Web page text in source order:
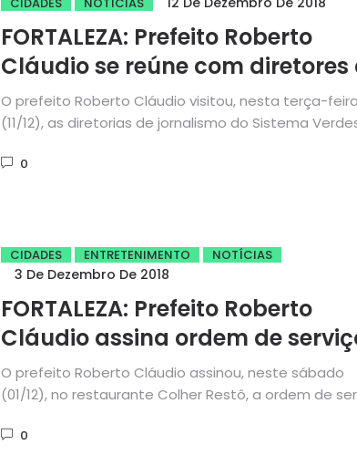
FORTALEZA: Prefeito Roberto
Cláudio se reúne com diretores
Sistema Verdes Mares, Sistema
Jangadeiro e Grupo O Povo
O prefeito Roberto Cláudio visitou, nesta terça-
(11/12), as diretorias de jornalismo do Sistema
0
CIDADES ENTRETENIMENTO NOTÍCIAS
3 De Dezembro De 2018
FORTALEZA: Prefeito Roberto
Cláudio assina ordem de
para obras do novo Pólo
Gastronômico da Varjota
O prefeito Roberto Cláudio assinou, neste sábado
(01/12), no restaurante Colher Restô, a ordem de
0